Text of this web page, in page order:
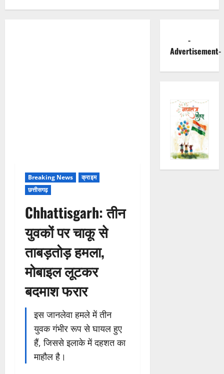
Breaking News
क्राइम
छत्तीसगढ़
Chhattisgarh: तीन
युवकों पर चाकू से
ताबड़तोड़ हमला,
मोबाइल लूटकर
बदमाश फरार
इस जानलेवा हमले में तीन
युवक गंभीर रूप से घायल हुए
हैं, जिससे इलाके में दहशत का
माहौल है।
-
Advertisement-